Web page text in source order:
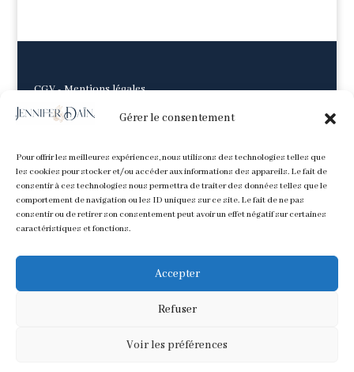
Gérer le consentement
Pour offrir les meilleures expériences, nous utilisons des technologies telles que
les cookies pour stocker et/ou accéder aux informations des appareils. Le fait de
consentir à ces technologies nous permettra de traiter des données telles que le
comportement de navigation ou les ID uniques sur ce site. Le fait de ne pas
consentir ou de retirer son consentement peut avoir un effet négatif sur certaines
caractéristiques et fonctions.
Accepter
Refuser
Voir les préférences
CGV-Mentions légales